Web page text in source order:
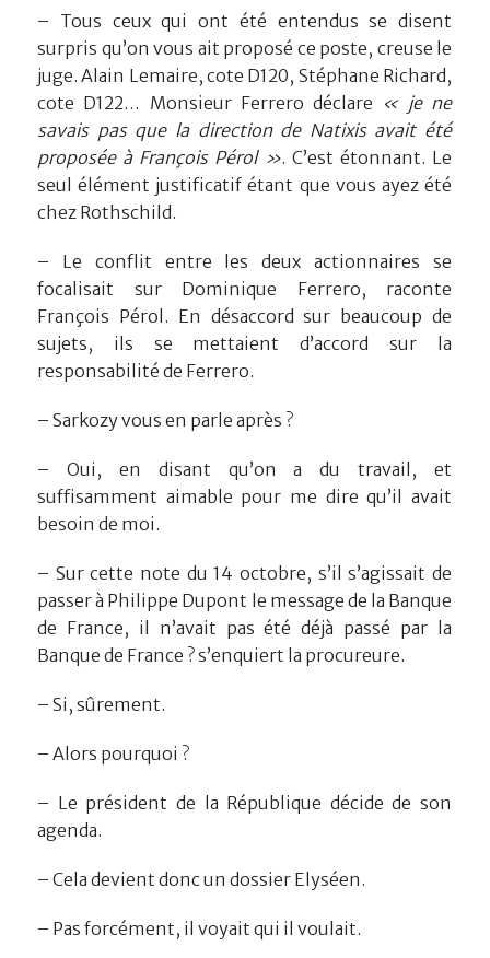
– Tous ceux qui ont été entendus se disent
surpris qu’on vous ait proposé ce poste, creuse le
juge. Alain Lemaire, cote D120, Stéphane Richard,
cote D122… Monsieur Ferrero déclare « je ne
savais pas que la direction de Natixis avait été
proposée à François Pérol ». C’est étonnant. Le
seul élément justificatif étant que vous ayez été
chez Rothschild.
– Le conflit entre les deux actionnaires se
focalisait sur Dominique Ferrero, raconte
François Pérol. En désaccord sur beaucoup de
sujets, ils se mettaient d’accord sur la
responsabilité de Ferrero.
– Sarkozy vous en parle après ?
– Oui, en disant qu’on a du travail, et
suffisamment aimable pour me dire qu’il avait
besoin de moi.
– Sur cette note du 14 octobre, s’il s’agissait de
passer à Philippe Dupont le message de la Banque
de France, il n’avait pas été déjà passé par la
Banque de France ? s’enquiert la procureure.
– Si, sûrement.
– Alors pourquoi ?
– Le président de la République décide de son
agenda.
– Cela devient donc un dossier Elyséen.
– Pas forcément, il voyait qui il voulait.